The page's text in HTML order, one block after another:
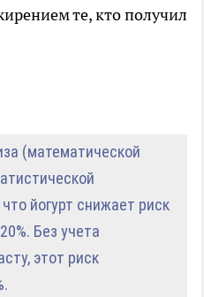
те, кто получил
(математической
йогурт снижает риск
Без учета
этот риск